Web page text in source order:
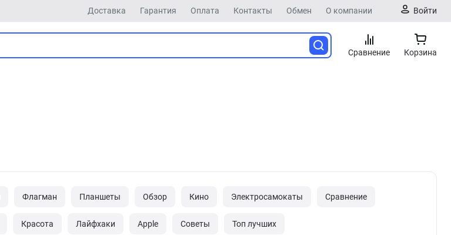
Доставка Гарантия Оплата Контакты Обмен О компании Войти
Сравнение Корзина
Флагман Планшеты Обзор Кино Электросамокаты Сравнение
Красота Лайфхаки Apple Советы Топ лучших